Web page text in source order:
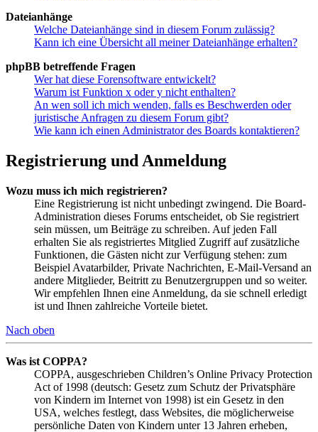
Dateianhänge
Welche Dateianhänge sind in diesem Forum zulässig?
Kann ich eine Übersicht all meiner Dateianhänge erhalten?
phpBB betreffende Fragen
Wer hat diese Forensoftware entwickelt?
Warum ist Funktion x oder y nicht enthalten?
An wen soll ich mich wenden, falls es Beschwerden oder
juristische Anfragen zu diesem Forum gibt?
Wie kann ich einen Administrator des Boards kontaktieren?
Registrierung und Anmeldung
Wozu muss ich mich registrieren?
Eine Registrierung ist nicht unbedingt zwingend. Die Board-
Administration dieses Forums entscheidet, ob Sie registriert
sein müssen, um Beiträge zu schreiben. Auf jeden Fall
erhalten Sie als registriertes Mitglied Zugriff auf zusätzliche
Funktionen, die Gästen nicht zur Verfügung stehen: zum
Beispiel Avatarbilder, Private Nachrichten, E-Mail-Versand an
andere Mitglieder, Beitritt zu Benutzergruppen und so weiter.
Wir empfehlen Ihnen eine Anmeldung, da sie schnell erledigt
ist und Ihnen zahlreiche Vorteile bietet.
Nach oben
Was ist COPPA?
COPPA, ausgeschrieben Children’s Online Privacy Protection
Act of 1998 (deutsch: Gesetz zum Schutz der Privatsphäre
von Kindern im Internet von 1998) ist ein Gesetz in den
USA, welches festlegt, dass Websites, die möglicherweise
persönliche Daten von Kindern unter 13 Jahren erheben,